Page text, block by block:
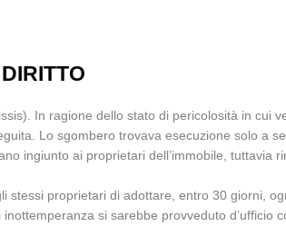
In ragione dello stato di pericolosità in cui
Lo sgombero trovava esecuzione solo a
ingiunto ai proprietari dell’immobile, tuttavia
proprietari di adottare, entro 30 giorni,
si sarebbe provveduto d’ufficio